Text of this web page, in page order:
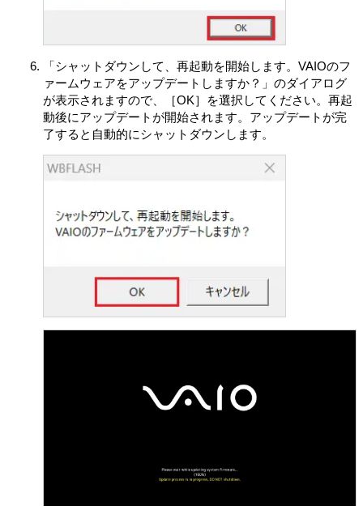
は表示を取り除くこと、変更すること、または覆い隠す
動的に許諾ソフトウェアで用いるためのデータファイル
を作成する場合があります。この場合、当該データファ
イルは許諾ソフトウェアと看做されるものとします。
お客さまは、許諾ソフトウェアを再使用許諾、貸与また
はリースその他の方法で第三者に使用させてはならない
ものとします。
譲渡することができます。ただしその場合、お客さまは
許諾ソフトウェアの複製物を保有することはできず、許
および本契約書を含みます）を譲渡し、かつ譲受人が本
契約の条項に同意することを条件とします。
第5条 （許諾ソフトウェアの権利）
許諾ソフトウェアに関する著作権等一切の権利は、VAIOまた
に帰属するものとし、お客さまは許諾ソフトウェアに関して
本契約に基づき許諾された使用権以外の権利を有しないもの
「シャットダウンして、再起動を開始します。VAIOのフ
ァームウェアをアップデートしますか？」のダイアログ
が表示されますので、［OK］を選択してください。再起
動後にアップデートが開始されます。アップデートが完
了すると自動的にシャットダウンします。